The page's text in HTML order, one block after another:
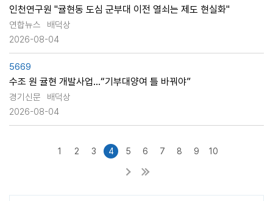
인천연구원 "귤현동 도심 군부대 이전 열쇠는 제도 현실화"
연합뉴스
배덕상
2026-08-04
5669
수조 원 귤현 개발사업…“기부대양여 틀 바꿔야”
경기신문
배덕상
2026-08-04
1 2 3 4 5 6 7 8 9 10